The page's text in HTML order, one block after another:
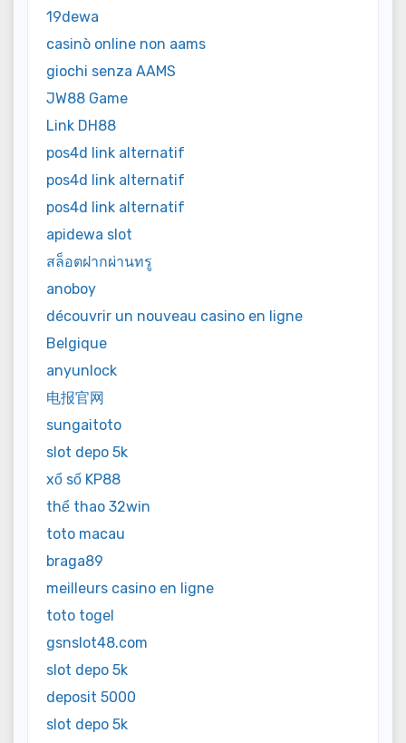
19dewa
casinò online non aams
giochi senza AAMS
JW88 Game
Link DH88
pos4d link alternatif
pos4d link alternatif
pos4d link alternatif
apidewa slot
สล็อตฝากผ่านทรู
anoboy
découvrir un nouveau casino en ligne
Belgique
anyunlock
电报官网
sungaitoto
slot depo 5k
xổ số KP88
thể thao 32win
toto macau
braga89
meilleurs casino en ligne
toto togel
gsnslot48.com
slot depo 5k
deposit 5000
slot depo 5k